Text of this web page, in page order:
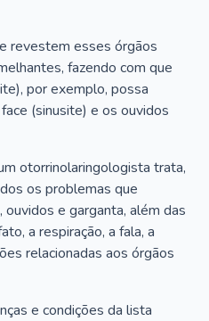
revestem esses órgãos
fazendo com que
por exemplo, possa
(sinusite) e os ouvidos
otorrinolaringologista trata,
os problemas que
ouvidos e garganta, além das
a respiração, a fala, a
relacionadas aos órgãos
e condições da lista